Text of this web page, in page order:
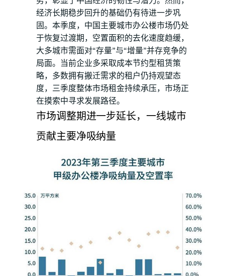
经济长期稳步回升的基础仍有待进一步巩
固。本季度，中国主要城市办公楼市场仍处
于恢复过渡期，空置面积的去化速度趋缓，
大多城市需面对“存量”与“增量”并存竞争的
局面。当前企业多采取成本节约型租赁策
略，多数拥有搬迁需求的租户仍持观望态
度，三季度整体市场租金持续承压，市场正
在摸索中寻求发展路径。
市场调整期进一步延长，一线城市
贡献主要净吸纳量